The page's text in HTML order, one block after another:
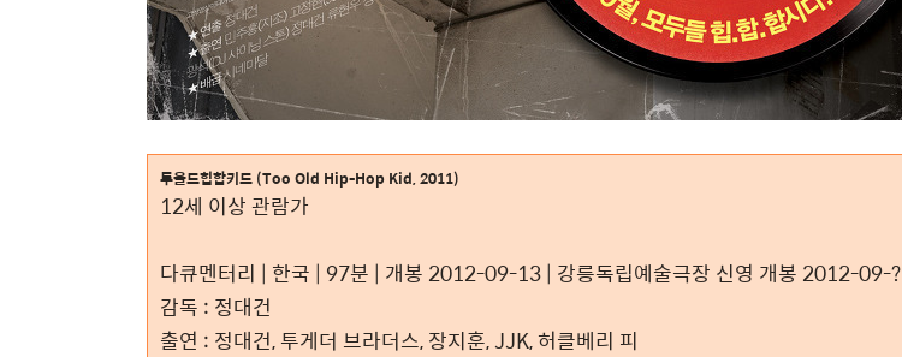
투올드힙합키드 (Too Old Hip-Hop Kid, 2011)
12세 이상 관람가
다큐멘터리 | 한국 | 97분 | 개봉 2012-09-13 | 강릉독립예술극장 신영 개봉 2012-09-?
감독 : 정대건
출연 : 정대건, 투게더 브라더스, 장지훈, JJK, 허클베리 피